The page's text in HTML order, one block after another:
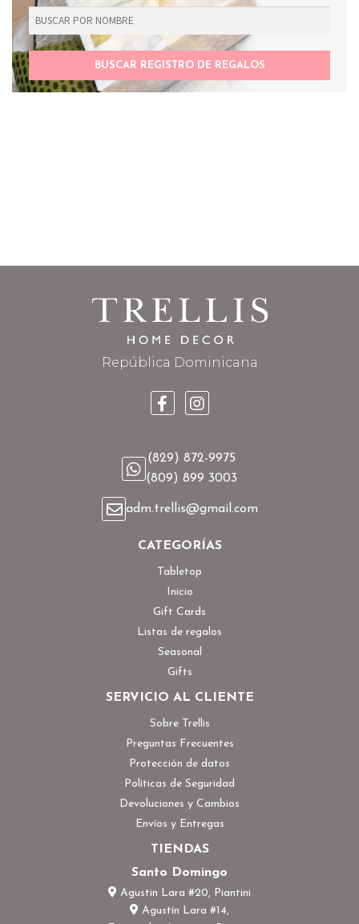
República Dominicana
(829) 872-9975
(809) 899 3003
adm.trellis@gmail.com
CATEGORÍAS
Tabletop
Inicio
Gift Cards
Listas de regalos
Seasonal
Gifts
SERVICIO AL CLIENTE
Sobre Trellis
Preguntas Frecuentes
Protección de datos
Políticas de Seguridad
Devoluciones y Cambios
Envíos y Entregas
TIENDAS
Santo Domingo
Agustin Lara #20, Piantini
Agustín Lara #14,